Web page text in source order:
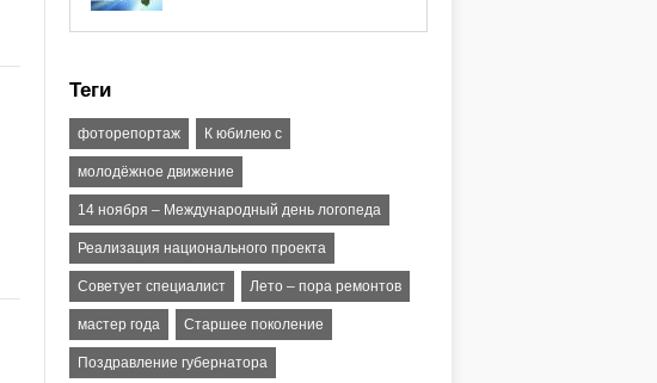
Теги
фоторепортаж К юбилею с
молодёжное движение
14 ноября – Международный день логопеда
Реализация национального проекта
Советует специалист Лето – пора ремонтов
мастер года Старшее поколение
Поздравление губернатора